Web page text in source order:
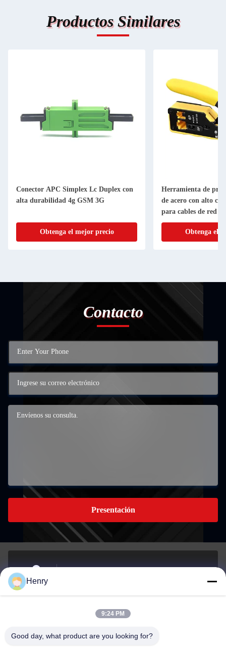
Productos Similares
Conector APC Simplex Lc Duplex con
alta durabilidad 4g GSM 3G
Obtenga el mejor precio
Herramienta de
de acero con alto
para cables de red
con conectores RJ11
Obtenga el
Contacto
Presentación
DIRECCIÓN
E-mail
henry@cn-ftth.com
Henry
9:24 PM
Good day, what product are you looking for?